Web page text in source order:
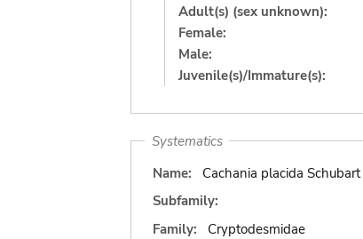
Adult(s) (sex unknown):
Female:
Male:
Juvenile(s)/Immature(s):
Systematics
Name:
Cachania placida
Subfamily:
Family:
Cryptodesmidae